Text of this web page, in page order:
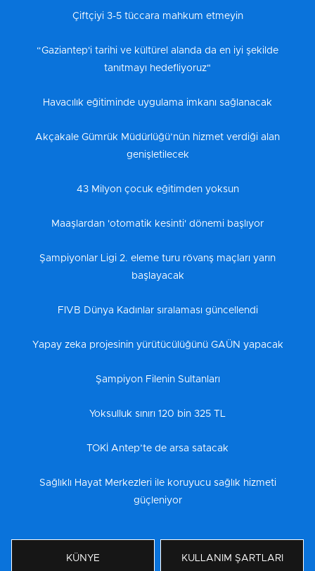
Çiftçiyi 3-5 tüccara mahkum etmeyin
“Gaziantep'i tarihi ve kültürel alanda da en iyi şekilde
tanıtmayı hedefliyoruz"
Havacılık eğitiminde uygulama imkanı sağlanacak
Akçakale Gümrük Müdürlüğü’nün hizmet verdiği alan
genişletilecek
43 Milyon çocuk eğitimden yoksun
Maaşlardan 'otomatik kesinti' dönemi başlıyor
Şampiyonlar Ligi 2. eleme turu rövanş maçları yarın
başlayacak
FIVB Dünya Kadınlar sıralaması güncellendi
Yapay zeka projesinin yürütücülüğünü GAÜN yapacak
Şampiyon Filenin Sultanları
Yoksulluk sınırı 120 bin 325 TL
TOKİ Antep’te de arsa satacak
Sağlıklı Hayat Merkezleri ile koruyucu sağlık hizmeti
güçleniyor
KÜNYE KULLANIM ŞARTLARI